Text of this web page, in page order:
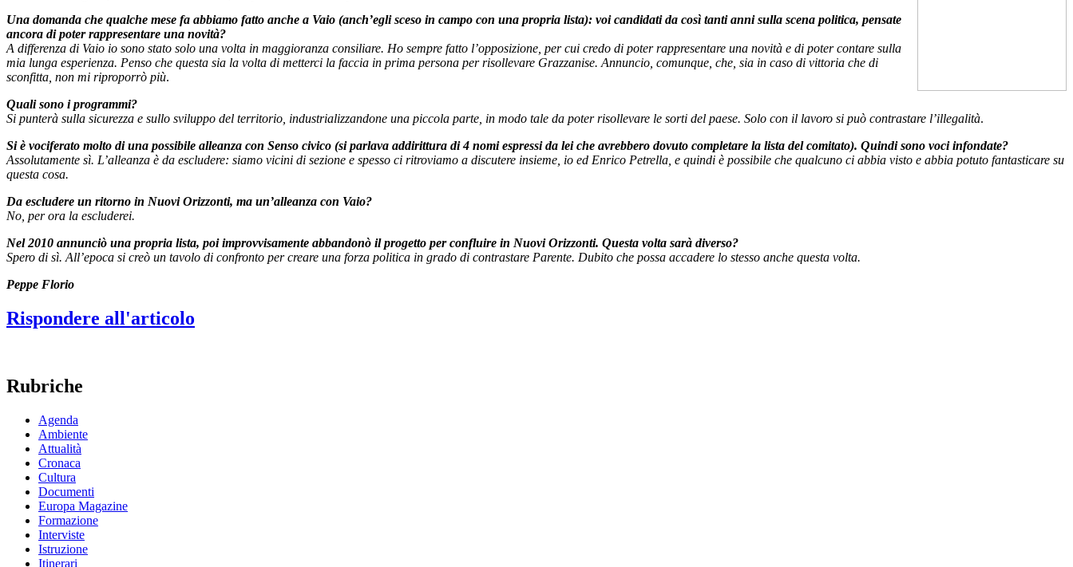
Una domanda che qualche mese fa abbiamo fatto anche a Vaio (anch’egli sceso in campo con una propria lista): voi candidati da così tanti anni sulla scena politica, pensate
ancora di poter rappresentare una novità?
A differenza di Vaio io sono stato solo una volta in maggioranza consiliare. Ho sempre fatto l’opposizione, per cui credo di poter rappresentare una novità e di poter contare sulla
mia lunga esperienza. Penso che questa sia la volta di metterci la faccia in prima persona per risollevare Grazzanise. Annuncio, comunque, che, sia in caso di vittoria che di
sconfitta, non mi riproporrò più.
Quali sono i programmi?
Si punterà sulla sicurezza e sullo sviluppo del territorio, industrializzandone una piccola parte, in modo tale da poter risollevare le sorti del paese. Solo con il lavoro si può contrastare l’illegalità.
Si è vociferato molto di una possibile alleanza con Senso civico (si parlava addirittura di 4 nomi espressi da lei che avrebbero dovuto completare la lista del comitato). Quindi sono voci infondate?
Assolutamente sì. L’alleanza è da escludere: siamo vicini di sezione e spesso ci ritroviamo a discutere insieme, io ed Enrico Petrella, e quindi è possibile che qualcuno ci abbia visto e abbia potuto fantasticare su
questa cosa.
Da escludere un ritorno in Nuovi Orizzonti, ma un’alleanza con Vaio?
No, per ora la escluderei.
Nel 2010 annunciò una propria lista, poi improvvisamente abbandonò il progetto per confluire in Nuovi Orizzonti. Questa volta sarà diverso?
Spero di sì. All’epoca si creò un tavolo di confronto per creare una forza politica in grado di contrastare Parente. Dubito che possa accadere lo stesso anche questa volta.
Peppe Florio
Rispondere all'articolo
Rubriche
Agenda
Ambiente
Attualità
Cronaca
Cultura
Documenti
Europa Magazine
Formazione
Interviste
Istruzione
Itinerari